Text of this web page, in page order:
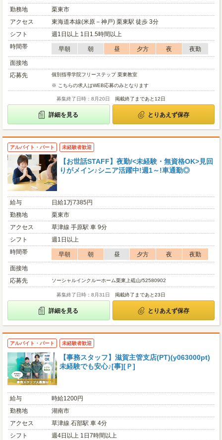
勤務地
栗東市
アクセス
東海道本線(米原－神戸) 栗東駅 徒歩 3分
シフト
週1日以上 1日1.5時間以上
時間帯
早朝 朝 昼 夕方 夜
夜勤
面接地
応募先
個別指導学院フリーステップ 栗東教室
※ こちらの求人はWEB応募のみとなります
募集終了日時：8月20日 掲載終了まであと12日
詳細を見る とりあえず保存
アルバイト・パート 未経験者歓迎
【お世話STAFF】夜勤/<未経験・無資格OK>見回
りがメイン♪シニア活躍中!週1～!車通勤◎
給与
日給1万7385円
勤務地
栗東市
アクセス
草津線 手原駅 車 9分
シフト
週1日以上
時間帯
早朝 朝 昼 夕方 夜
夜勤
面接地
応募先
ソーシャルインクルーホーム栗東上砥山/52580902
募集終了日時：8月31日 掲載終了まであと23日
詳細を見る とりあえず保存
アルバイト・パート 未経験者歓迎
【事務スタッフ】滋賀主管支店(PT)(y063000pt)
未経験でも安心♪[事][Ｐ]
給与
時給1200円
勤務地
湖南市
アクセス
草津線 石部駅 車 4分
シフト
週4日以上 1日7時間以上